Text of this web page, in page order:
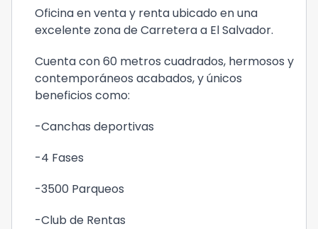
Oficina en venta y renta ubicado en una
excelente zona de Carretera a El Salvador.
Cuenta con 60 metros cuadrados, hermosos y
contemporáneos acabados, y únicos
beneficios como:
-Canchas deportivas
-4 Fases
-3500 Parqueos
-Club de Rentas